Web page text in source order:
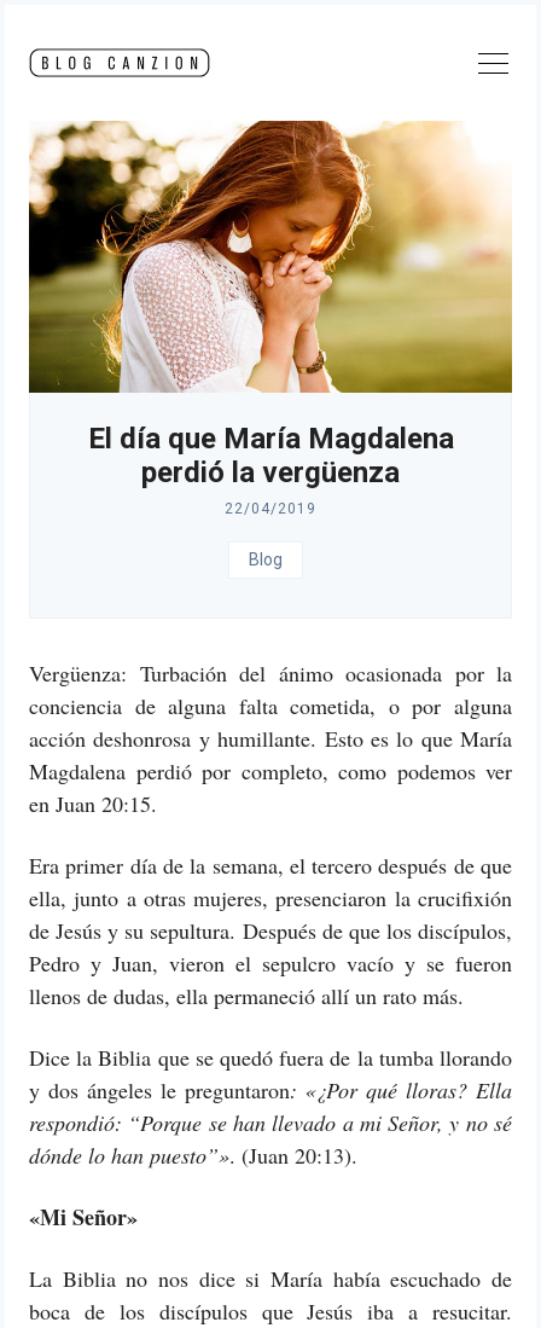
content
El día que María Magdalena
perdió la vergüenza
22/04/2019
Blog
Vergüenza: Turbación del ánimo ocasionada por la
conciencia de alguna falta cometida, o por alguna
acción deshonrosa y humillante. Esto es lo que María
Magdalena perdió por completo, como podemos ver
en Juan 20:15.
Era primer día de la semana, el tercero después de que
ella, junto a otras mujeres, presenciaron la crucifixión
de Jesús y su sepultura. Después de que los discípulos,
Pedro y Juan, vieron el sepulcro vacío y se fueron
llenos de dudas, ella permaneció allí un rato más.
Dice la Biblia que se quedó fuera de la tumba llorando
y dos ángeles le preguntaron: «¿Por qué lloras? Ella
respondió: “Porque se han llevado a mi Señor, y no sé
dónde lo han puesto”». (Juan 20:13).
«Mi Señor»
La Biblia no nos dice si María había escuchado de
boca de los discípulos que Jesús iba a resucitar.